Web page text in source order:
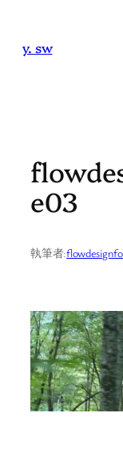
y. sw
e03
執筆者: